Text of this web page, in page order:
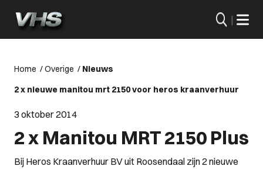
|
Home /Overige / Nieuws
2 x nieuwe manitou mrt 2150 voor heros kraanverhuur
3 oktober 2014
2 x Manitou MRT 2150 Plus
Bij Heros Kraanverhuur BV uit Roosendaal zijn 2 nieuwe